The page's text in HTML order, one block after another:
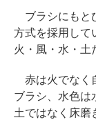
ブラシにもと
方式を採用して
火・風・水・土
赤は火でなく
ブラシ、水色は
土ではなく床磨